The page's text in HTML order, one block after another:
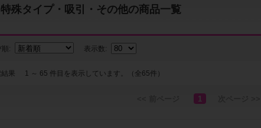
特殊タイプ・吸引・その他の商品一覧
順: 表示数:
果 1 ～ 65 件目を表示しています。（全65件）
1